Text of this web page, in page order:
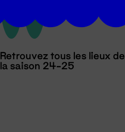
Retrouvez tous les lieux de
la saison 24-25